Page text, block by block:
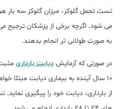
تست تحمل گلوکز، میزان گلوکز سه بار
می شود. اگرچه برخی از پزشکان ترجیح
به صورت طولانی تر انجام بدهند.
در صورتی که آزمایش دیابت بارداری
10 سال آینده به بیماری دیابت مبتلا
از بارداری، دیابت خود را پیگیری